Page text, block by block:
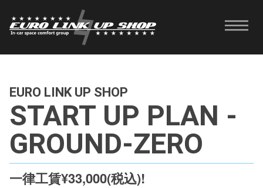
EURO LINK UP SHOP
START UP PLAN -
GROUND-ZERO
一律工賃¥33,000(税込)!